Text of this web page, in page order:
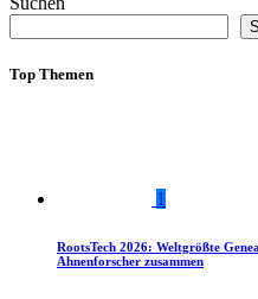
Top Themen
1
RootsTech 2026: Weltgrößte
Ahnenforscher zusammen